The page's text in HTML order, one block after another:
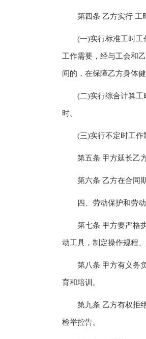
第四条 乙方实行 工
(一)实行标准工时工作
工作需要，经与工会和
间的，在保障乙方身体
(二)实行综合计算工时
时。
(三)实行不定时工作制
第五条 甲方延长乙方
第六条 乙方在合同期
四、劳动保护和劳动
第七条 甲方要严格执
动工具，制定操作规程
第八条 甲方有义务负
育和培训。
第九条 乙方有权拒绝
检举控告。